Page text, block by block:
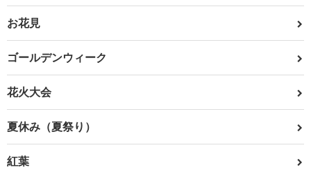
お花見
ゴールデンウィーク
花火大会
夏休み（夏祭り）
紅葉